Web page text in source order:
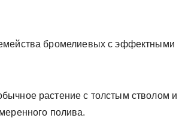
бромелиевых с эффектными
растение с толстым стволом и
полива.